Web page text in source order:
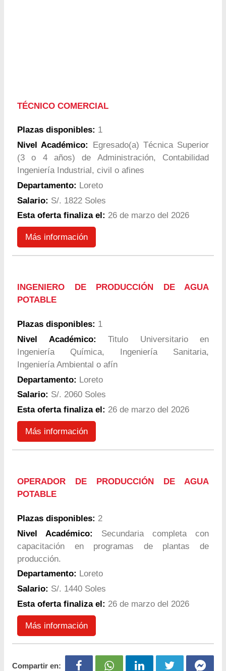
TÉCNICO COMERCIAL
Plazas disponibles: 1
Nivel Académico:
Egresado(a) Técnica Superior
(3 o 4 años) de Administración, Contabilidad
Ingeniería Industrial, civil o afines
Departamento: Loreto
Salario: S/. 1822 Soles
Esta oferta finaliza el: 26 de marzo del 2026
Más información
INGENIERO DE PRODUCCIÓN DE AGUA
POTABLE
Plazas disponibles: 1
Nivel Académico: Titulo Universitario en
Ingeniería Química, Ingeniería Sanitaria,
Ingeniería Ambiental o afín
Departamento: Loreto
Salario: S/. 2060 Soles
Esta oferta finaliza el: 26 de marzo del 2026
Más información
OPERADOR DE PRODUCCIÓN DE AGUA
POTABLE
Plazas disponibles: 2
Nivel Académico:
Secundaria completa con
capacitación en programas de plantas de
producción.
Departamento: Loreto
Salario: S/. 1440 Soles
Esta oferta finaliza el: 26 de marzo del 2026
Más información
Compartir en: